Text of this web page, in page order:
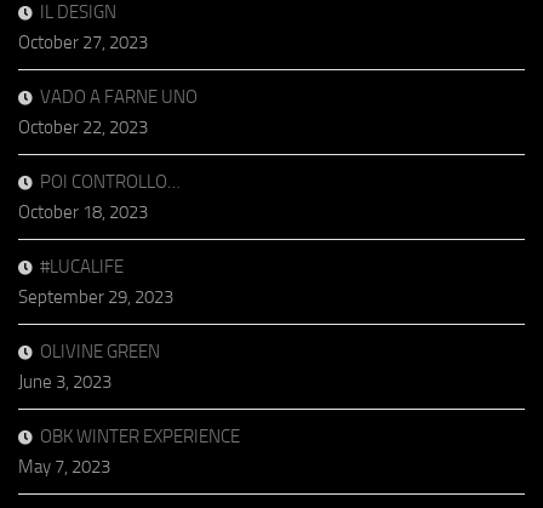
IL DESIGN
October 27, 2023
VADO A FARNE UNO
October 22, 2023
POI CONTROLLO…
October 18, 2023
#LUCALIFE
September 29, 2023
OLIVINE GREEN
June 3, 2023
OBK WINTER EXPERIENCE
May 7, 2023